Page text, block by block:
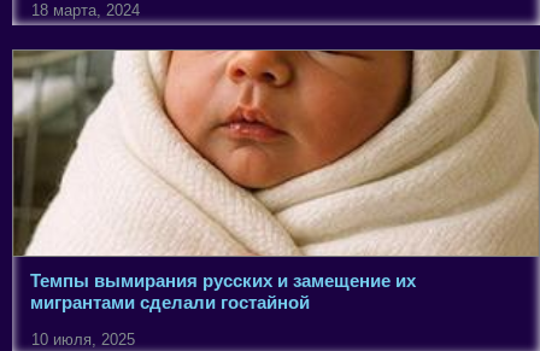
18 марта, 2024
Темпы вымирания русских и замещение их
мигрантами сделали гостайной
10 июля, 2025